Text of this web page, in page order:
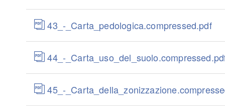
43_-_Carta_pedologica.compressed.pdf
44_-
45_-